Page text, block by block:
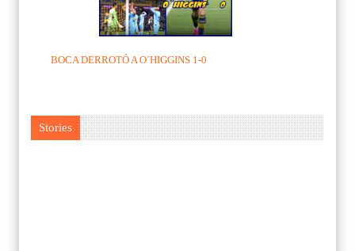
BOCA DERROTÓ A O´HIGGINS 1-0
Stories